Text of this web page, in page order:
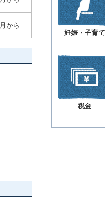
から
妊娠・子育て
税金